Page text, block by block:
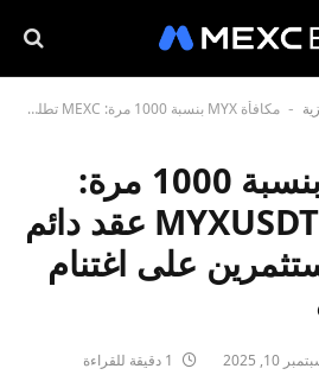
- مكافأة MYX بنسبة 1000 مرة: MEXC تطلق MYXUSDT عقد دائم لمساعدة المستثمرين على اغتنام فرص الثروات
مكافأة MYX بنسبة 1000 مرة:
MEXC تطلق MYXUSDT عقد دائم
على اغتنام
10, 2025